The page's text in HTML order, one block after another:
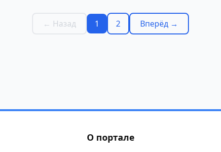
← Назад 1 2 Вперёд →
О портале